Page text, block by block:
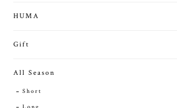
HUMA
Gift
All Season
Short